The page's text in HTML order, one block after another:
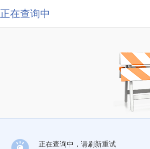
正在查询中
正在查询中，请刷新重试